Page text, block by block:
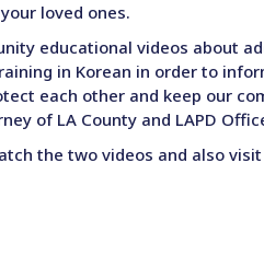
loved ones.
educational videos about
in Korean in order to
each other and keep our
of LA County and LAPD
the two videos and also